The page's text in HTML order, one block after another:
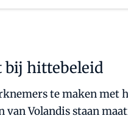
bij hittebeleid
te maken met
Volandis staan